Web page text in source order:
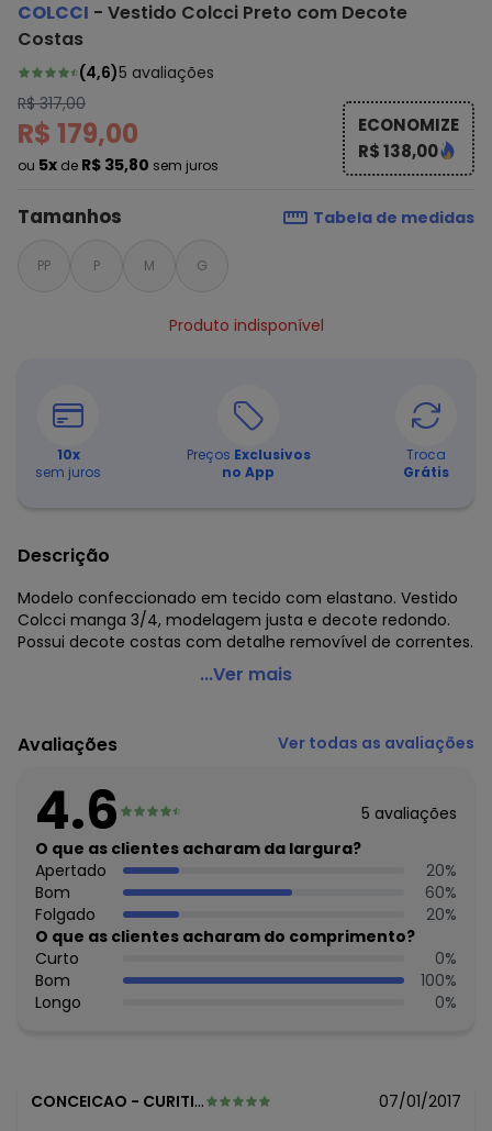
COLCCI - Vestido Colcci Preto com Decote
Costas
(4,6)5 avaliações
R$ 317,00
R$ 179,00
ou 5x de R$ 35,80 sem juros
ECONOMIZE
R$ 138,00
Tamanhos Tabela de medidas
PP P M G
Produto indisponível
10x
sem juros
Preços Exclusivos
no App
Troca
Grátis
Descrição
Modelo confeccionado em tecido com elastano. Vestido
Colcci manga 3/4, modelagem justa e decote redondo.
Possui decote costas com detalhe removível de correntes.
Colcci - Vestido Colcci Preto com Decote Costas
Um pretinho nada básico que não pode faltar!
Vestido Colcci com modelagem justa e mangas ¾, ideal
Possui um moderno decote costas, e um lindo detalhe de
correntes, que pode ser usado tanto nas costas, quanto
no decote frente.
A peça sem dúvidas é um arraso, e ao remover as
correntes pode ser usado em produções do dia-a-dia,
sem perder o charme.
Material: 97% Poliéster e 3% Elastano.
Cor: Preta
Tamanhos: PP, P, M e G.
Histórico de preços
agosto/2026
N/D*
...Ver mais
Avaliações Ver todas as avaliações
4.6 5 avaliações
O que as clientes acharam da largura?
Apertado
20%
Bom
60%
Folgado
20%
O que as clientes acharam do comprimento?
Curto
0%
Bom
100%
Longo
0%
CONCEICAO - CURITIBA - PR 07/01/2017